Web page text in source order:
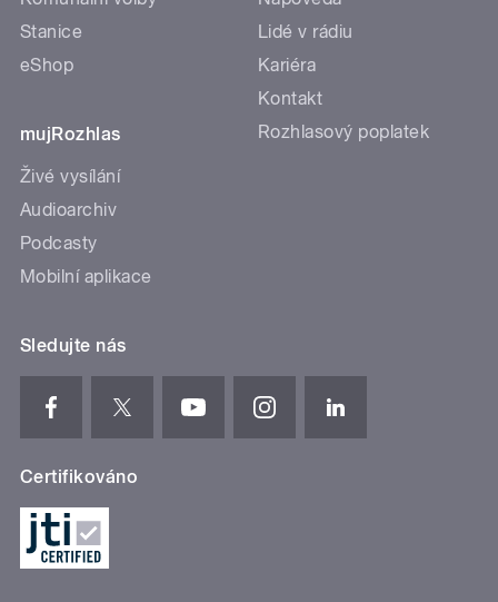
Stanice
eShop
mujRozhlas
Živé vysílání
Audioarchiv
Podcasty
Mobilní aplikace
Lidé v rádiu
Kariéra
Kontakt
Rozhlasový poplatek
Sledujte nás
Certifikováno